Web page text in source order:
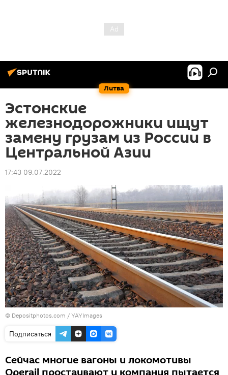
Литва
Эстонские
железнодорожники ищут
замену грузам из России в
Центральной Азии
17:43 09.07.2022
© Depositphotos.com / YAYImages
Подписаться
Сейчас многие вагоны и локомотивы